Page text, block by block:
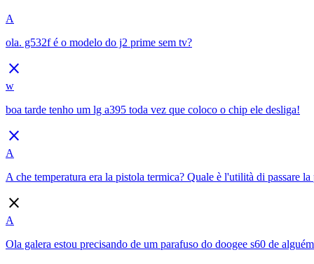
A
ola. g532f é o modelo do j2 prime sem tv?
close
w
boa tarde tenho um lg a395 toda vez que coloco o chip ele desliga!
close
A
A che temperatura era la pistola termica? Quale è l'utilità di passare
close
A
Ola galera estou precisando de um parafuso do doogee s60 de